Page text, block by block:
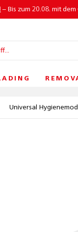
– Bis zum 20.08. mit dem
Universal